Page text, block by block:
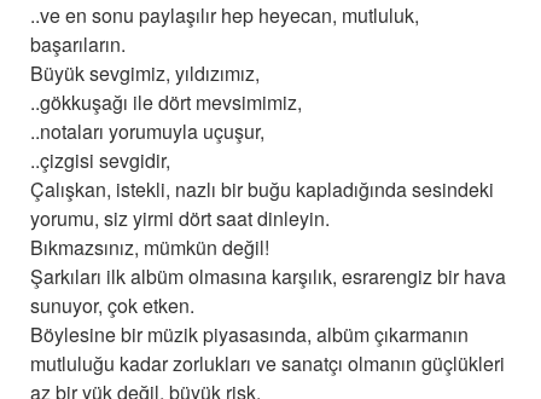
..ve en sonu paylaşılır hep heyecan, mutluluk,
başarıların.
Büyük sevgimiz, yıldızımız,
..gökkuşağı ile dört mevsimimiz,
..notaları yorumuyla uçuşur,
..çizgisi sevgidir,
Çalışkan, istekli, nazlı bir buğu kapladığında sesindeki
yorumu, siz yirmi dört saat dinleyin.
Bıkmazsınız, mümkün değil!
Şarkıları ilk albüm olmasına karşılık, esrarengiz bir hava
sunuyor, çok etken.
Böylesine bir müzik piyasasında, albüm çıkarmanın
mutluluğu kadar zorlukları ve sanatçı olmanın güçlükleri
az bir yük değil, büyük risk.